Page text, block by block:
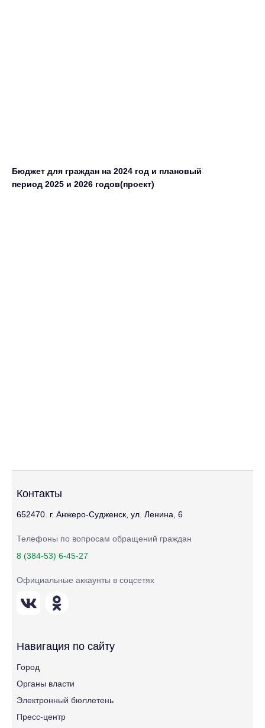
Бюджет для граждан на 2024 год и плановый
период 2025 и 2026 годов(проект)
Контакты
652470. г. Анжеро-Судженск, ул. Ленина, 6
Телефоны по вопросам обращений граждан
8 (384-53) 6-45-27
Официальные аккаунты в соцсетях
Навигация по сайту
Город
Органы власти
Электронный бюллетень
Пресс-центр